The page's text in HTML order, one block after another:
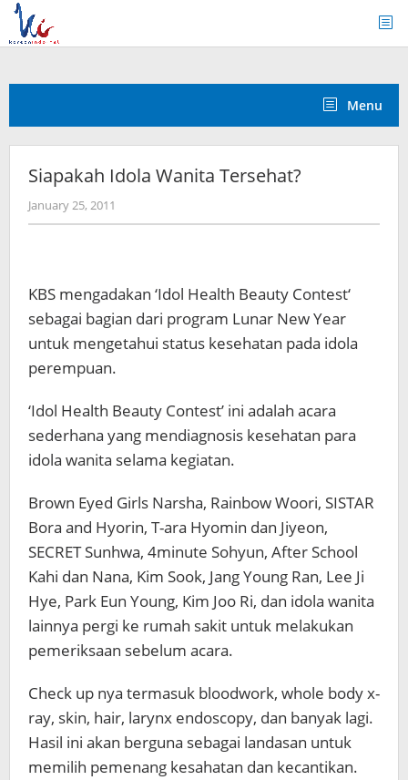
Skip
content
Menu
Siapakah Idola Wanita Tersehat?
January 25, 2011
Koreanindo
KBS mengadakan ‘Idol Health Beauty Contest‘
sebagai bagian dari program Lunar New Year
untuk mengetahui status kesehatan pada idola
perempuan.
‘Idol Health Beauty Contest’ ini adalah acara
sederhana yang mendiagnosis kesehatan para
idola wanita selama kegiatan.
Brown Eyed Girls Narsha, Rainbow Woori, SISTAR
Bora and Hyorin, T-ara Hyomin dan Jiyeon,
SECRET Sunhwa, 4minute Sohyun, After School
Kahi dan Nana, Kim Sook, Jang Young Ran, Lee Ji
Hye, Park Eun Young, Kim Joo Ri, dan idola wanita
lainnya pergi ke rumah sakit untuk melakukan
pemeriksaan sebelum acara.
Check up nya termasuk bloodwork, whole body x-
ray, skin, hair, larynx endoscopy, dan banyak lagi.
Hasil ini akan berguna sebagai landasan untuk
memilih pemenang kesahatan dan kecantikan.